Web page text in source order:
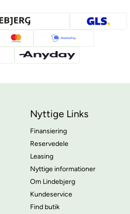
Nyttige Links
Finansiering
Reservedele
Leasing
Nyttige informationer
Om Lindebjerg
Kundeservice
Find butik